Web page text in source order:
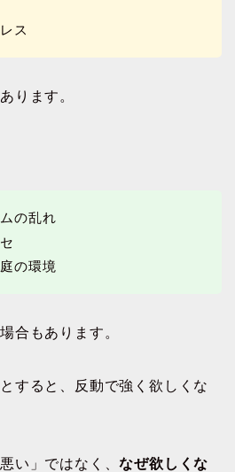
ス
ります。
の乱れ
の環境
合もあります。
すると、反動で強く欲しくな
い」ではなく、なぜ欲しくな